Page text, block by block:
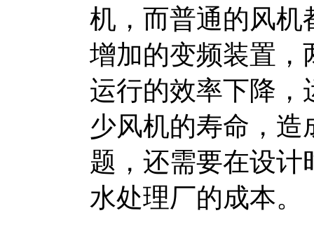
机，而普通的风机
增加的变频装置，
运行的效率下降，
少风机的寿命，
题，还需要在设
水处理厂的成本。